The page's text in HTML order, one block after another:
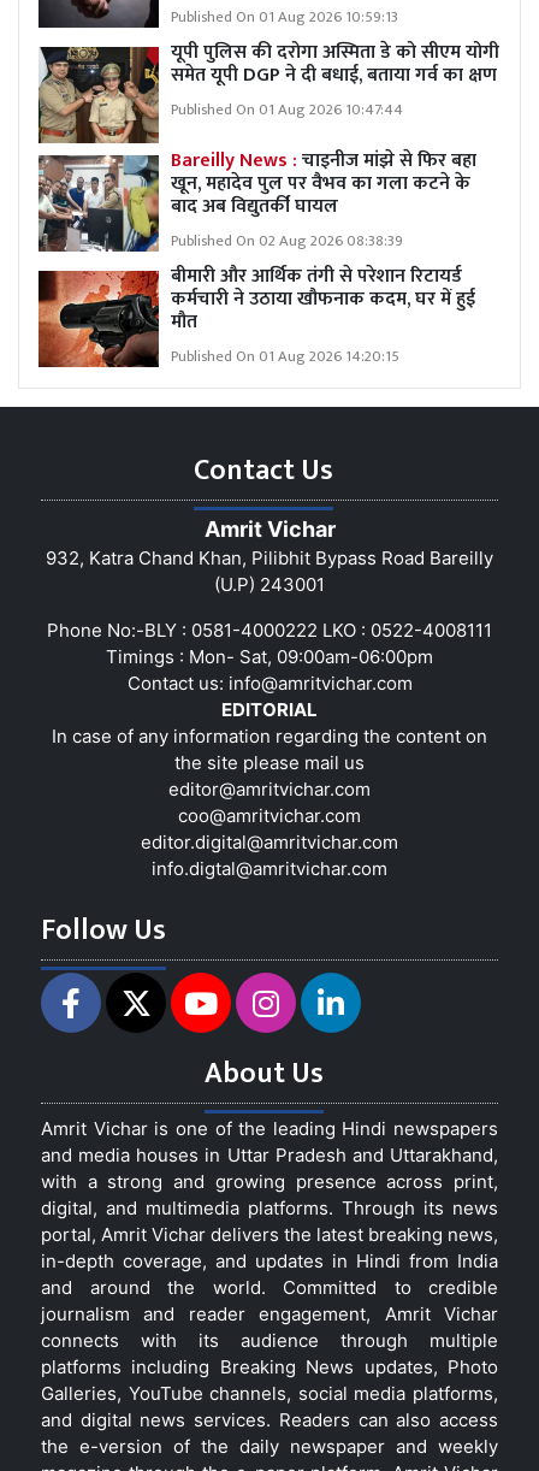
Published On 01 Aug 2026 10:59:13
यूपी पुलिस की दरोगा अस्मिता डे को सीएम योगी
समेत यूपी DGP ने दी बधाई, बताया गर्व का क्षण
Published On 01 Aug 2026 10:47:44
Bareilly News :चाइनीज मांझे से फिर बहा
खून, महादेव पुल पर वैभव का गला कटने के
बाद अब विद्युतर्की घायल
Published On 02 Aug 2026 08:38:39
बीमारी और आर्थिक तंगी से परेशान रिटायर्ड
कर्मचारी ने उठाया खौफनाक कदम, घर में हुई
मौत
Published On 01 Aug 2026 14:20:15
Contact Us
Amrit Vichar
932, Katra Chand Khan, Pilibhit Bypass Road Bareilly
(U.P) 243001
Phone No:-BLY : 0581-4000222 LKO : 0522-4008111
Timings : Mon- Sat, 09:00am-06:00pm
Contact us: info@amritvichar.com
EDITORIAL
In case of any information regarding the content on
the site please mail us
editor@amritvichar.com
coo@amritvichar.com
editor.digital@amritvichar.com
info.digtal@amritvichar.com
Follow Us
About Us
Amrit Vichar is one of the leading Hindi newspapers
and media houses in Uttar Pradesh and Uttarakhand,
with a strong and growing presence across print,
digital, and multimedia platforms. Through its news
portal, Amrit Vichar delivers the latest breaking news,
in-depth coverage, and updates in Hindi from India
and around the world. Committed to credible
journalism and reader engagement, Amrit Vichar
connects with its audience through multiple
platforms including Breaking News updates, Photo
Galleries, YouTube channels, social media platforms,
and digital news services. Readers can also access
the e-version of the daily newspaper and weekly